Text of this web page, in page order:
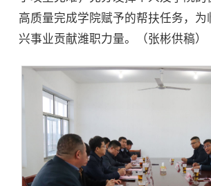
高质量完成学院赋予的帮扶任务，为
兴事业贡献潍职力量。（张彬供稿）